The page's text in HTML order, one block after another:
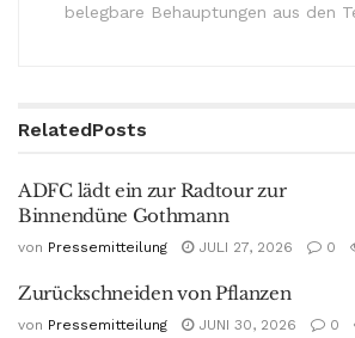
belegbare Behauptungen aus den
RelatedPosts
ADFC lädt ein zur Radtour zur
Binnendüne Gothmann
von Pressemitteilung JULI 27, 2026 0
Zurückschneiden von Pflanzen
von Pressemitteilung JUNI 30, 2026 0